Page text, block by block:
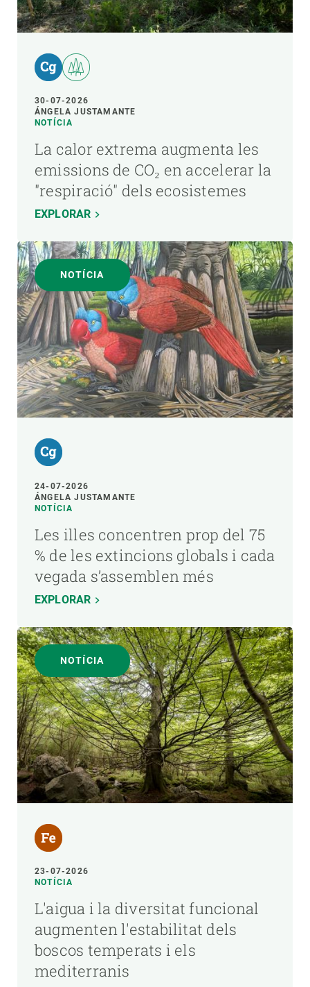
30-07-2026
ÁNGELA JUSTAMANTE
NOTÍCIA
La calor extrema augmenta les
emissions de CO₂ en accelerar la
"respiració" dels ecosistemes
EXPLORAR
NOTÍCIA
24-07-2026
ÁNGELA JUSTAMANTE
NOTÍCIA
Les illes concentren prop del 75
% de les extincions globals i cada
vegada s’assemblen més
EXPLORAR
NOTÍCIA
23-07-2026
NOTÍCIA
L'aigua i la diversitat funcional
augmenten l'estabilitat dels
boscos temperats i els
mediterranis